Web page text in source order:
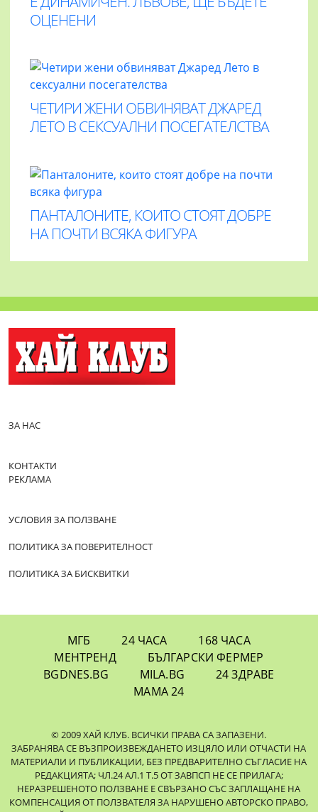
ОЦЕНЕНИ
ЧЕТИРИ ЖЕНИ ОБВИНЯВАТ ДЖАРЕД
ЛЕТО В СЕКСУАЛНИ ПОСЕГАТЕЛСТВА
ПАНТАЛОНИТЕ, КОИТО СТОЯТ ДОБРЕ
НА ПОЧТИ ВСЯКА ФИГУРА
ЗА НАС
КОНТАКТИ
РЕКЛАМА
УСЛОВИЯ ЗА ПОЛЗВАНЕ
ПОЛИТИКА ЗА ПОВЕРИТЕЛНОСТ
ПОЛИТИКА ЗА БИСКВИТКИ
МГБ 24 ЧАСА
168 ЧАСА
МЕНТРЕНД
БЪЛГАРСКИ ФЕРМЕР
BGDNES.BG
MILA.BG
24 ЗДРАВЕ
МАМА 24
© 2009 ХАЙ КЛУБ. ВСИЧКИ ПРАВА СА ЗАПАЗЕНИ.
ЗАБРАНЯВА СЕ ВЪЗПРОИЗВЕЖДАНЕТО ИЗЦЯЛО ИЛИ ОТЧАСТИ НА
МАТЕРИАЛИ И ПУБЛИКАЦИИ, БЕЗ ПРЕДВАРИТЕЛНО СЪГЛАСИЕ НА
РЕДАКЦИЯТА; ЧЛ.24 АЛ.1 Т.5 ОТ ЗАВПСП НЕ СЕ ПРИЛАГА;
НЕРАЗРЕШЕНОТО ПОЛЗВАНЕ Е СВЪРЗАНО СЪС ЗАПЛАЩАНЕ НА
КОМПЕНСАЦИЯ ОТ ПОЛЗВАТЕЛЯ ЗА НАРУШЕНО АВТОРСКО ПРАВО,